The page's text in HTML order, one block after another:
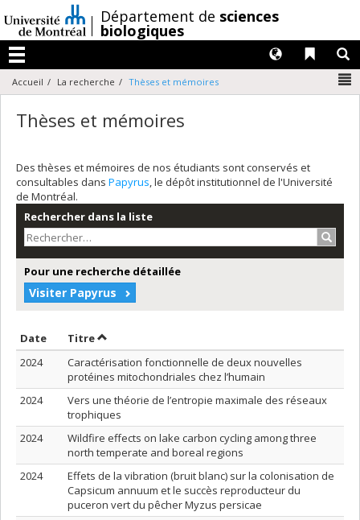
au
contenu
/Département de sciences
biologiques
Menu
Liens
Langues
Accueil La recherche Thèses et mémoires
Thèses et mémoires
Des thèses et mémoires de nos étudiants sont conservés et
consultables dans Papyrus, le dépôt institutionnel de l'Université
de Montréal.
Rechercher dans la liste
Pour une recherche détaillée
Visiter Papyrus
Date Trier par date en ordre décroissant
TitreTrier par titre en ordre décroissant
2024
Caractérisation fonctionnelle de deux nouvelles
protéines mitochondriales chez l’humain
2024
Vers une théorie de l’entropie maximale des réseaux
trophiques
2024
Wildfire effects on lake carbon cycling among three
north temperate and boreal regions
2024
Effets de la vibration (bruit blanc) sur la colonisation de
Capsicum annuum et le succès reproducteur du
puceron vert du pêcher Myzus persicae